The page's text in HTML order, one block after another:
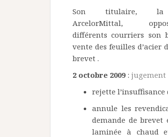
Son titulaire, la
ArcelorMittal,
différents courriers son
vente des feuilles d’acier
brevet .
2 octobre 2009 : jugement
rejette
annule les
demande de
laminée à chaud